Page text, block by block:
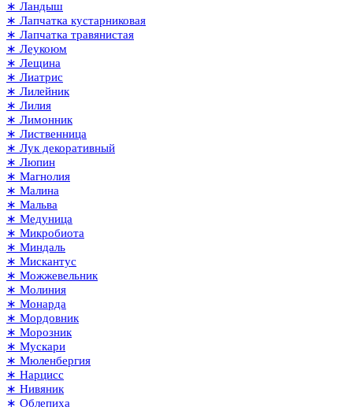
∗ Ландыш
∗ Лапчатка кустарниковая
∗ Лапчатка травянистая
∗ Леукоюм
∗ Лещина
∗ Лиатрис
∗ Лилейник
∗ Лилия
∗ Лимонник
∗ Лиственница
∗ Лук декоративный
∗ Люпин
∗ Магнолия
∗ Малина
∗ Мальва
∗ Медуница
∗ Микробиота
∗ Миндаль
∗ Мискантус
∗ Можжевельник
∗ Молиния
∗ Монарда
∗ Мордовник
∗ Морозник
∗ Мускари
∗ Мюленбергия
∗ Нарцисс
∗ Нивяник
∗ Облепиха